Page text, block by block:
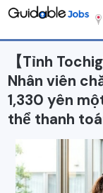
【Tỉnh
Nhân viên
1,330 yên
thể thanh